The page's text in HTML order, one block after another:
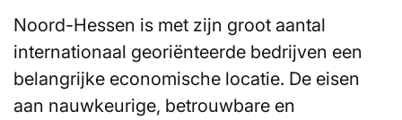
Noord-Hessen is met zijn groot aantal
internationaal georiënteerde bedrijven een
belangrijke economische locatie. De eisen
aan nauwkeurige, betrouwbare en